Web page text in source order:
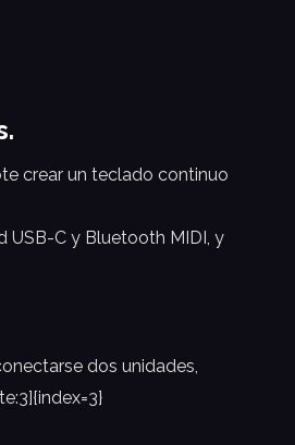
crear un teclado continuo
USB-C y Bluetooth MIDI, y
dos unidades,